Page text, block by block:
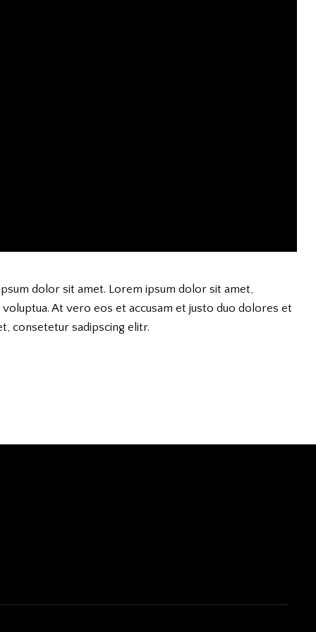
dolor sit amet. Lorem ipsum dolor sit amet,
At vero eos et accusam et justo duo dolores et
consetetur sadipscing elitr.